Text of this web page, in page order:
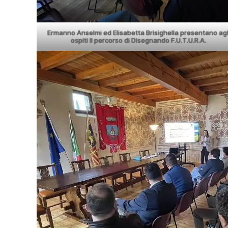
Ermanno Anselmi ed Elisabetta Brisighella presentano
ospiti il percorso di Disegnando F.U.T.U.R.A.